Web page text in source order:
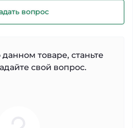
вопрос
товаре, станьте
свой вопрос.